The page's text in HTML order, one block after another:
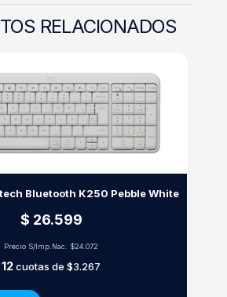
RELACIONADOS
Bluetooth K250 Pebble White
$ 26.599
Precio S/Imp.Nac. $24.072
12cuotas de $3.267